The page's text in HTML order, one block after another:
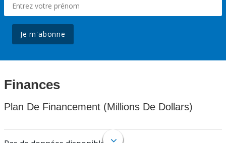
Je m'abonne
Finances
Plan De Financement (Millions De Dollars)